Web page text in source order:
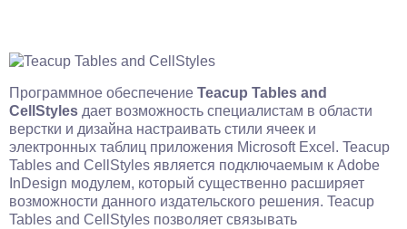
Программное обеспечение Teacup Tables and
CellStyles дает возможность специалистам в области
верстки и дизайна настраивать стили ячеек и
электронных таблиц приложения Microsoft Excel. Teacup
Tables and CellStyles является подключаемым к Adobe
InDesign модулем, который существенно расширяет
возможности данного издательского решения. Teacup
Tables and CellStyles позволяет связывать